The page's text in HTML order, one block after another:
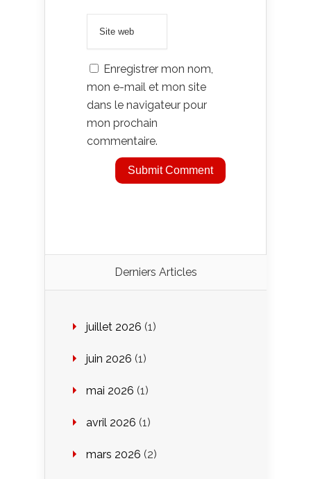
Enregistrer mon nom,
mon e-mail et mon site
dans le navigateur pour
mon prochain
commentaire.
Derniers Articles
juillet 2026 (1)
juin 2026 (1)
mai 2026 (1)
avril 2026 (1)
mars 2026 (2)